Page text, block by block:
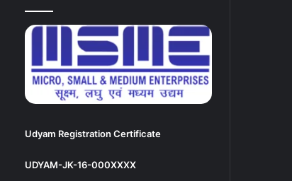
Udyam Registration Certificate
UDYAM-JK-16-000XXXX